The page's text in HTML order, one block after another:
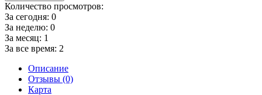
Количество просмотров:
За сегодня: 0
За неделю: 0
За месяц: 1
За все время: 2
Описание
Отзывы (0)
Карта